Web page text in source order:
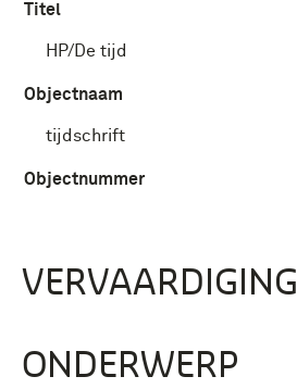
Titel
HP/De tijd
Objectnaam
tijdschrift
Objectnummer
VERVAARDIGING
ONDERWERP